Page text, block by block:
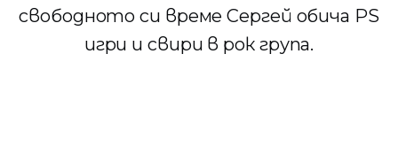
свободното си време Сергей обича PS
игри и свири в рок група.